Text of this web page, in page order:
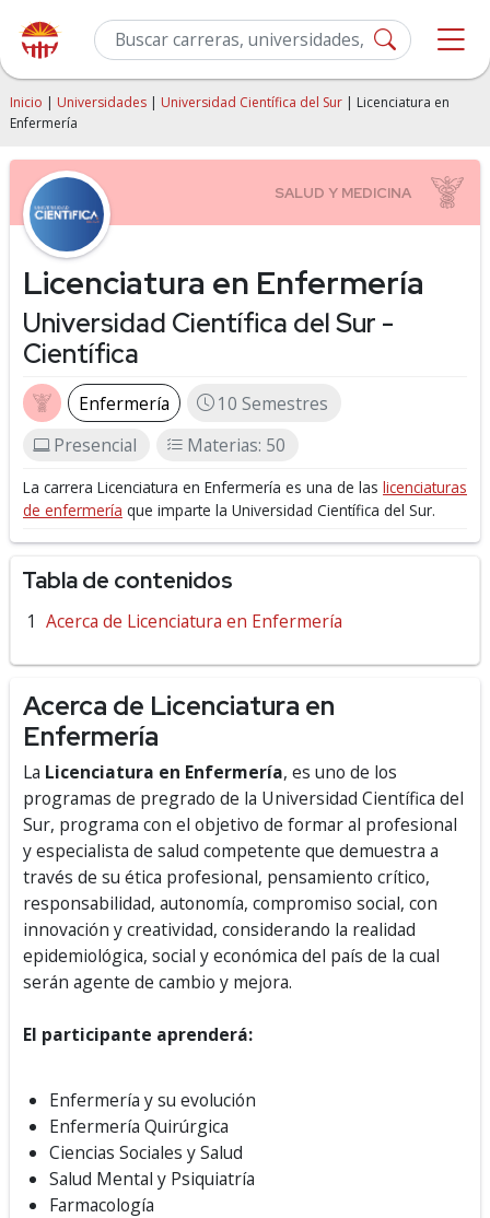
Inicio | Universidades | Universidad Científica del Sur | Licenciatura en
Enfermería
Licenciatura en Enfermería
Universidad Científica del Sur -
Científica
Enfermería
10 Semestres
Presencial
Materias: 50
La carrera Licenciatura en Enfermería es una de las licenciaturas
de enfermería que imparte la Universidad Científica del Sur.
Tabla de contenidos
Acerca de Licenciatura en Enfermería
Acerca de Licenciatura en
Enfermería
La Licenciatura en Enfermería, es uno de los
programas de pregrado de la Universidad Científica del
Sur, programa con el objetivo de formar al profesional
y especialista de salud competente que demuestra a
través de su ética profesional, pensamiento crítico,
responsabilidad, autonomía, compromiso social, con
innovación y creatividad, considerando la realidad
epidemiológica, social y económica del país de la cual
serán agente de cambio y mejora.
El participante aprenderá:
Enfermería y su evolución
Enfermería Quirúrgica
Ciencias Sociales y Salud
Salud Mental y Psiquiatría
Farmacología